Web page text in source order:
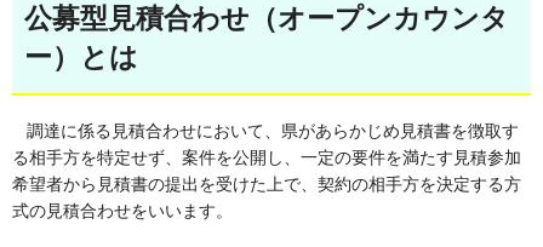
公募型見積合わせ（オープンカウンタ
ー）とは
調達に係る見積合わせにおいて、県があらかじめ見積書を徴取す
る相手方を特定せず、案件を公開し、一定の要件を満たす見積参加
希望者から見積書の提出を受けた上で、契約の相手方を決定する方
式の見積合わせをいいます。